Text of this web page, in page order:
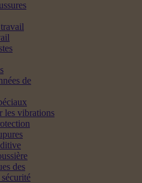
de
les vibrations
des